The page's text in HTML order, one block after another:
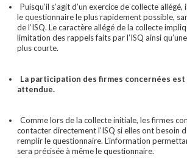
Puisqu’il s’agit d’un exercice de collecte
le questionnaire le plus rapidement possible,
de l’ISQ. Le caractère allégé de la collecte
limitation des rappels faits par l’ISQ ainsi
plus courte.
La participation des firmes concernées
attendue.
Comme lors de la collecte initiale, les firmes
contacter directement l’ISQ si elles ont besoin
remplir le questionnaire. L’information
sera précisée à même le questionnaire.